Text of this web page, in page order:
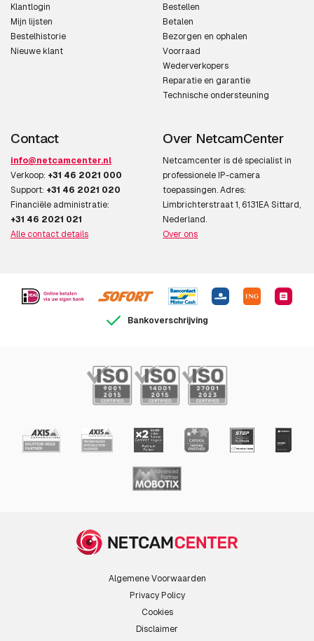
Klantlogin
Mijn lijsten
Bestelhistorie
Nieuwe klant
Bestellen
Betalen
Bezorgen en ophalen
Voorraad
Wederverkopers
Reparatie en garantie
Technische ondersteuning
Contact
info@netcamcenter.nl
Verkoop: +31 46 2021 000
Support: +31 46 2021 020
Financiële administratie:
+31 46 2021 021
Alle contact details
Over NetcamCenter
Netcamcenter is dé specialist in
professionele IP-camera
toepassingen. Adres:
Limbrichterstraat 1, 6131EA Sittard,
Nederland.
Over ons
Bankoverschrijving
Algemene Voorwaarden
Privacy Policy
Cookies
Disclaimer